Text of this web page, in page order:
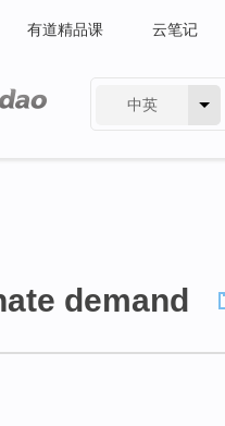
有道精品课 云笔记
中英
demand